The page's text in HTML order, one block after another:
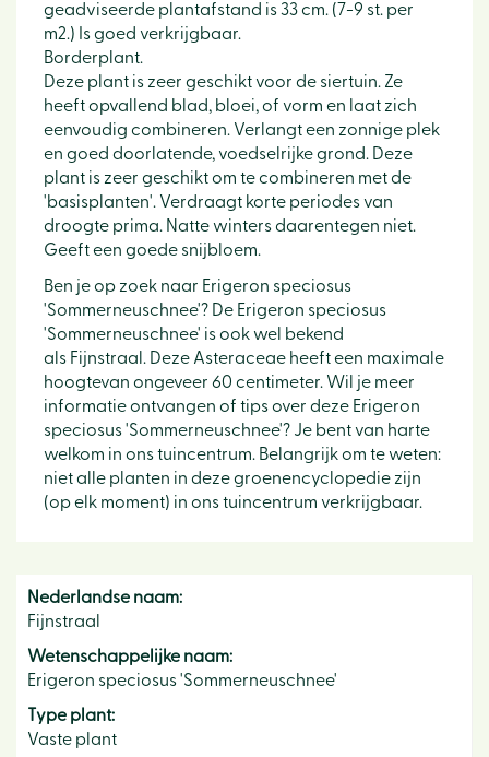
geadviseerde plantafstand is 33 cm. (7-9 st. per
m2.) Is goed verkrijgbaar.
Borderplant.
Deze plant is zeer geschikt voor de siertuin. Ze
heeft opvallend blad, bloei, of vorm en laat zich
eenvoudig combineren. Verlangt een zonnige plek
en goed doorlatende, voedselrijke grond. Deze
plant is zeer geschikt om te combineren met de
'basisplanten'. Verdraagt korte periodes van
droogte prima. Natte winters daarentegen niet.
Geeft een goede snijbloem.
Ben je op zoek naar Erigeron speciosus
'Sommerneuschnee'? De Erigeron speciosus
'Sommerneuschnee' is ook wel bekend
als Fijnstraal. Deze Asteraceae heeft een maximale
hoogtevan ongeveer 60 centimeter. Wil je meer
informatie ontvangen of tips over deze Erigeron
speciosus 'Sommerneuschnee'? Je bent van harte
welkom in ons tuincentrum. Belangrijk om te weten:
niet alle planten in deze groenencyclopedie zijn
(op elk moment) in ons tuincentrum verkrijgbaar.
Nederlandse naam:
Fijnstraal
Wetenschappelijke naam:
Erigeron speciosus 'Sommerneuschnee'
Type plant:
Vaste plant